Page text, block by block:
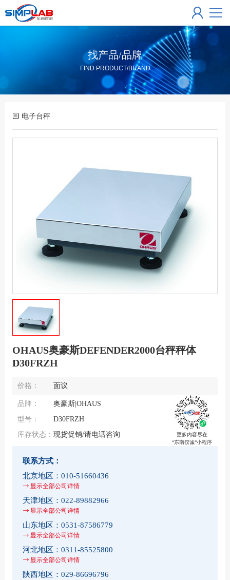
找产品/品牌
FIND PRODUCT/BRAND
电子台秤
OHAUS奥豪斯DEFENDER2000台秤秤体
D30FRZH
价格： 面议
更多内容尽在
“东南仪诚“小程序
品牌：
奥豪斯|OHAUS
型号：
D30FRZH
库存状态： 现货促销/请电话咨询
联系方式：
北京地区： 010-51660436
显示全部公司详情
天津地区： 022-89882966
显示全部公司详情
山东地区： 0531-87586779
显示全部公司详情
河北地区： 0311-85525800
显示全部公司详情
陕西地区： 029-86696796